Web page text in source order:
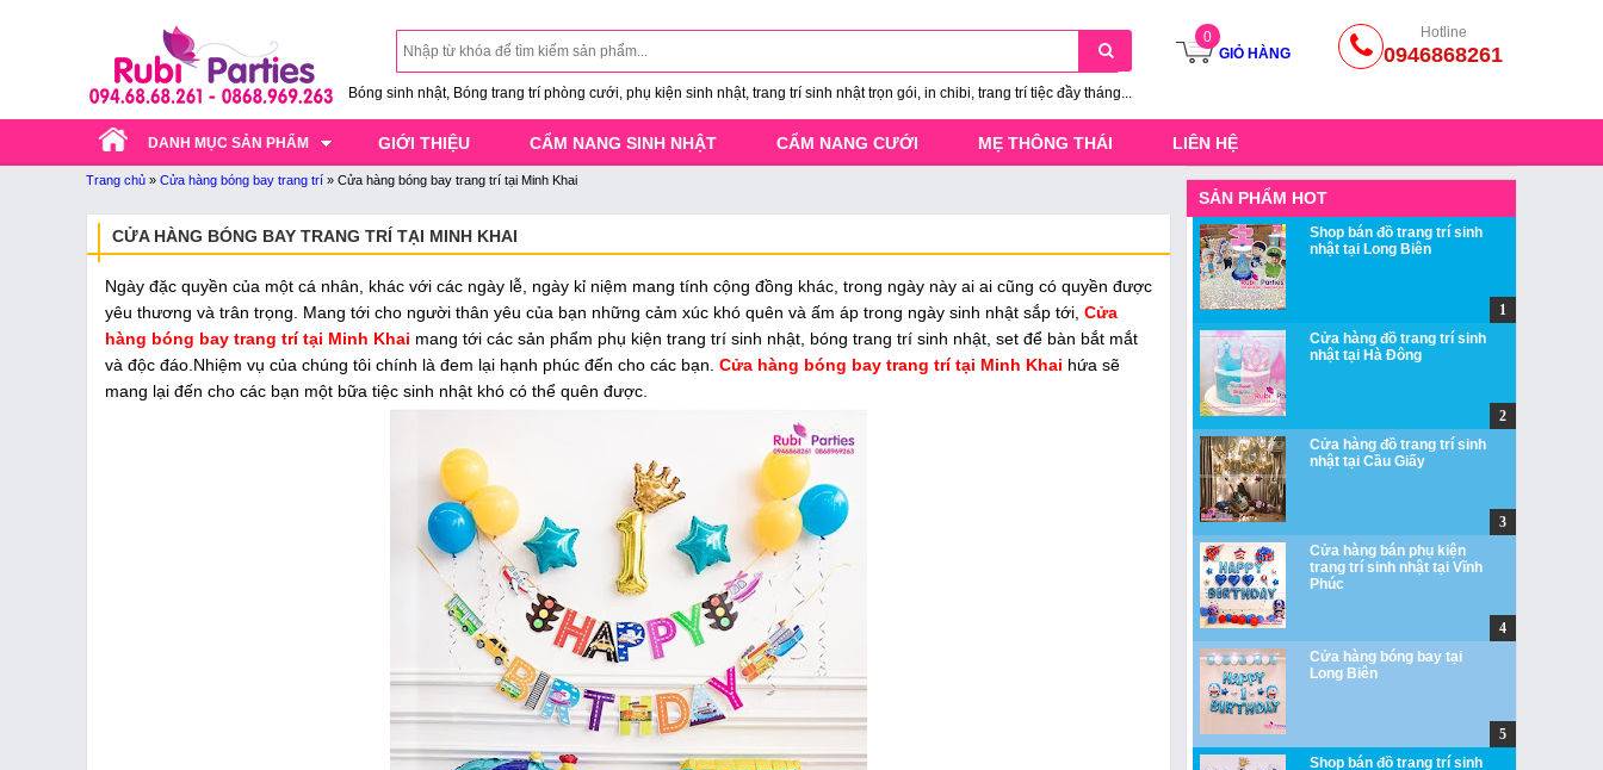
Bóng sinh nhật, Bóng trang trí phòng cưới, phụ kiện sinh nhật, trang trí sinh nhật trọn gói, in chibi, trang trí tiệc đầy tháng...
0
GIỎ HÀNG
Hotline
0946868261
DANH MỤC SẢN PHẨM GIỚI THIỆU CẨM NANG SINH NHẬT CẨM NANG CƯỚI MẸ THÔNG THÁI LIÊN HỆ
Trang chủ » Cửa hàng bóng bay trang trí » Cửa hàng bóng bay trang trí tại Minh Khai
CỬA HÀNG BÓNG BAY TRANG TRÍ TẠI MINH KHAI
Ngày đặc quyền của một cá nhân, khác với các ngày lễ, ngày kỉ niệm mang tính cộng đồng khác, trong ngày này ai ai cũng có quyền được
yêu thương và trân trọng. Mang tới cho người thân yêu của bạn những cảm xúc khó quên và ấm áp trong ngày sinh nhật sắp tới, Cửa
hàng bóng bay trang trí tại Minh Khai mang tới các sản phẩm phụ kiện trang trí sinh nhật, bóng trang trí sinh nhật, set để bàn bắt mắt
và độc đáo.Nhiệm vụ của chúng tôi chính là đem lại hạnh phúc đến cho các bạn. Cửa hàng bóng bay trang trí tại Minh Khai hứa sẽ
mang lại đến cho các bạn một bữa tiệc sinh nhật khó có thể quên được.
SẢN PHẨM HOT
Shop bán đồ trang trí sinh
nhật tại Long Biên
Cửa hàng đồ trang trí sinh
nhật tại Hà Đông
Cửa hàng đồ trang trí sinh
nhật tại Cầu Giấy
Cửa hàng bán phụ kiện
trang trí sinh nhật tại Vĩnh
Phúc
Cửa hàng bóng bay tại
Long Biên
Shop bán đồ trang trí sinh